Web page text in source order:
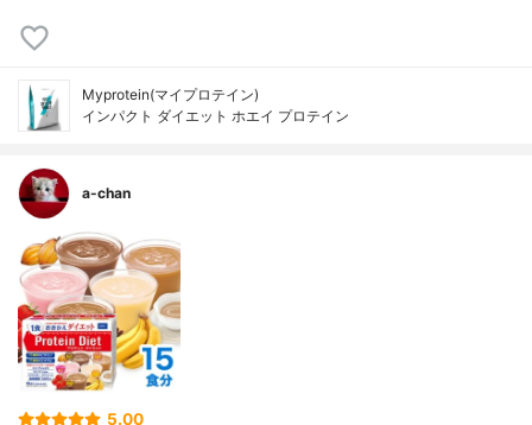
Myprotein(マイプロテイン)
インパクト ダイエット ホエイ プロテイン
a-chan
5.00